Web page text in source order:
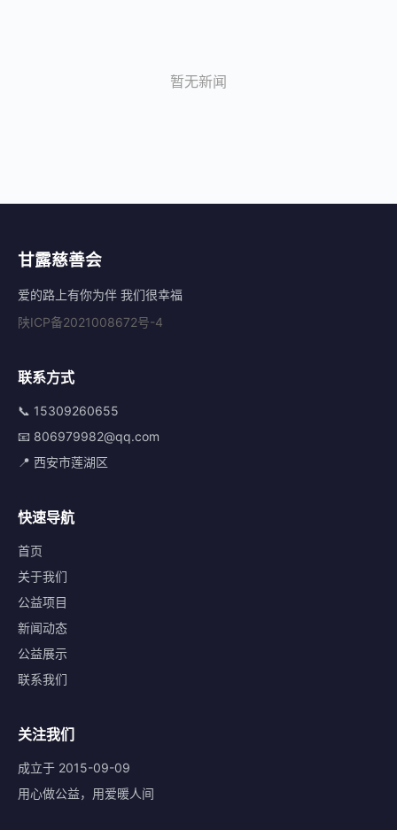
暂无新闻
甘露慈善会
爱的路上有你为伴 我们很幸福
陕ICP备2021008672号-4
联系方式
📞 15309260655
📧 806979982@qq.com
📍 西安市莲湖区
快速导航
首页
关于我们
公益项目
新闻动态
公益展示
联系我们
关注我们
成立于 2015-09-09
用心做公益，用爱暖人间